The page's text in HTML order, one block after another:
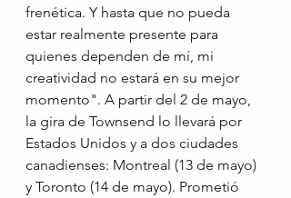
frenética. Y hasta que no pueda
estar realmente presente para
quienes dependen de mí, mi
creatividad no estará en su mejor
momento". A partir del 2 de mayo,
la gira de Townsend lo llevará por
Estados Unidos y a dos ciudades
canadienses: Montreal (13 de mayo)
y Toronto (14 de mayo). Prometió